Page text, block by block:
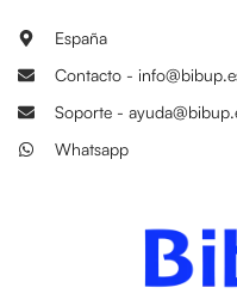
España
Contacto -
Soporte -
Whatsapp